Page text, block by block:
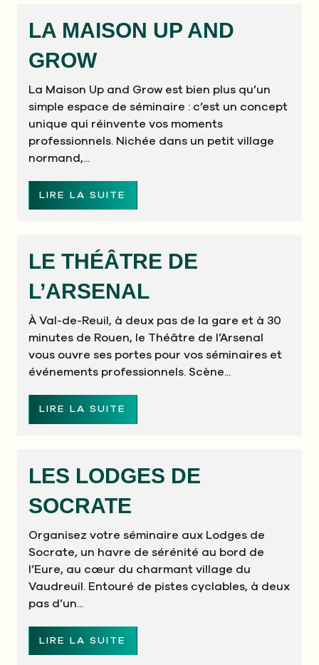
LA MAISON UP AND
GROW
La Maison Up and Grow est bien plus qu’un
simple espace de séminaire : c’est un concept
unique qui réinvente vos moments
professionnels. Nichée dans un petit village
normand,...
LIRE LA SUITE
LE THÉÂTRE DE
L’ARSENAL
À Val-de-Reuil, à deux pas de la gare et à 30
minutes de Rouen, le Théâtre de l’Arsenal
vous ouvre ses portes pour vos séminaires et
événements professionnels. Scène...
LIRE LA SUITE
LES LODGES DE
SOCRATE
Organisez votre séminaire aux Lodges de
Socrate, un havre de sérénité au bord de
l’Eure, au cœur du charmant village du
Vaudreuil. Entouré de pistes cyclables, à deux
pas d’un...
LIRE LA SUITE